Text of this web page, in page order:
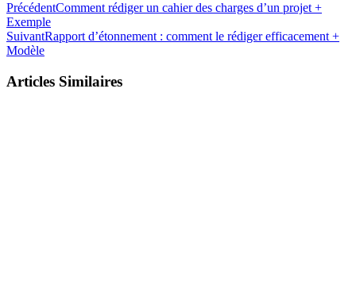
PrécédentComment rédiger un cahier des charges d’un projet +
Exemple
SuivantRapport d’étonnement : comment le rédiger efficacement +
Modèle
Articles Similaires